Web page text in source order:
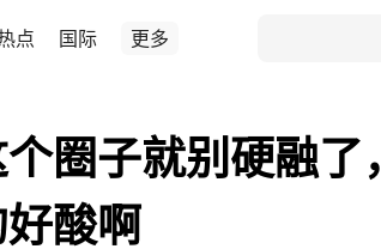
点 国际 更多
圈子就别硬融了，
酸啊